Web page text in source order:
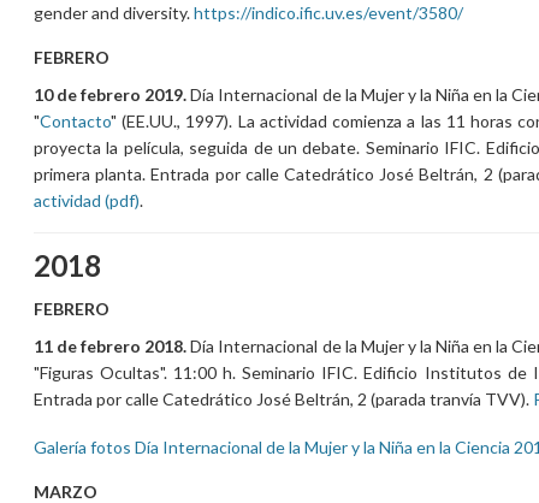
gender and diversity.https://indico.ific.uv.es/event/3580/
FEBRERO
10 de febrero 2019.Día Internacional de la Mujer y la Niña en la
"Contacto" (EE.UU., 1997). La actividad comienza a las 11 horas
proyecta la película, seguida de un debate. Seminario IFIC.
primera planta. Entrada por calle Catedrático José Beltrán, 2
actividad (pdf).
2018
FEBRERO
11 de febrero 2018.Día Internacional de la Mujer y la Niña en la
"Figuras Ocultas". 11:00 h. Seminario IFIC. Edificio Institutos de
Entrada por calle Catedrático José Beltrán, 2 (parada tranvía TVV).
Galería fotos Día Internacional de la Mujer y la Niña en la Ciencia
MARZO